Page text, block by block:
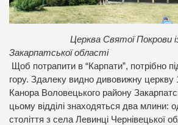
Церква Святої Покрови із
Закарпатської області
Щоб потрапити в “Карпати”, потрібно
гору. Здалеку видно дивовижну церкву
Канора Воловецького району
цьому відділі знаходяться два млини:
століття з села Левинці Чернівецької